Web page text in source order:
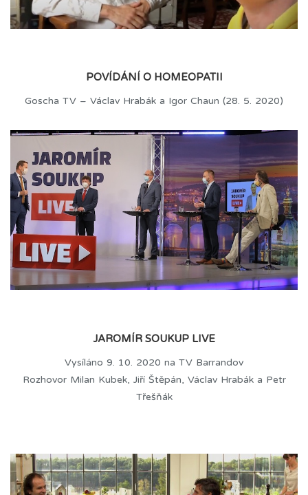
POVÍDÁNÍ O HOMEOPATII
Goscha TV – Václav Hrabák a Igor Chaun (28. 5. 2020)
JAROMÍR SOUKUP LIVE
Vysíláno 9. 10. 2020 na TV Barrandov
Rozhovor Milan Kubek, Jiří Štěpán, Václav Hrabák a Petr
Třešňák